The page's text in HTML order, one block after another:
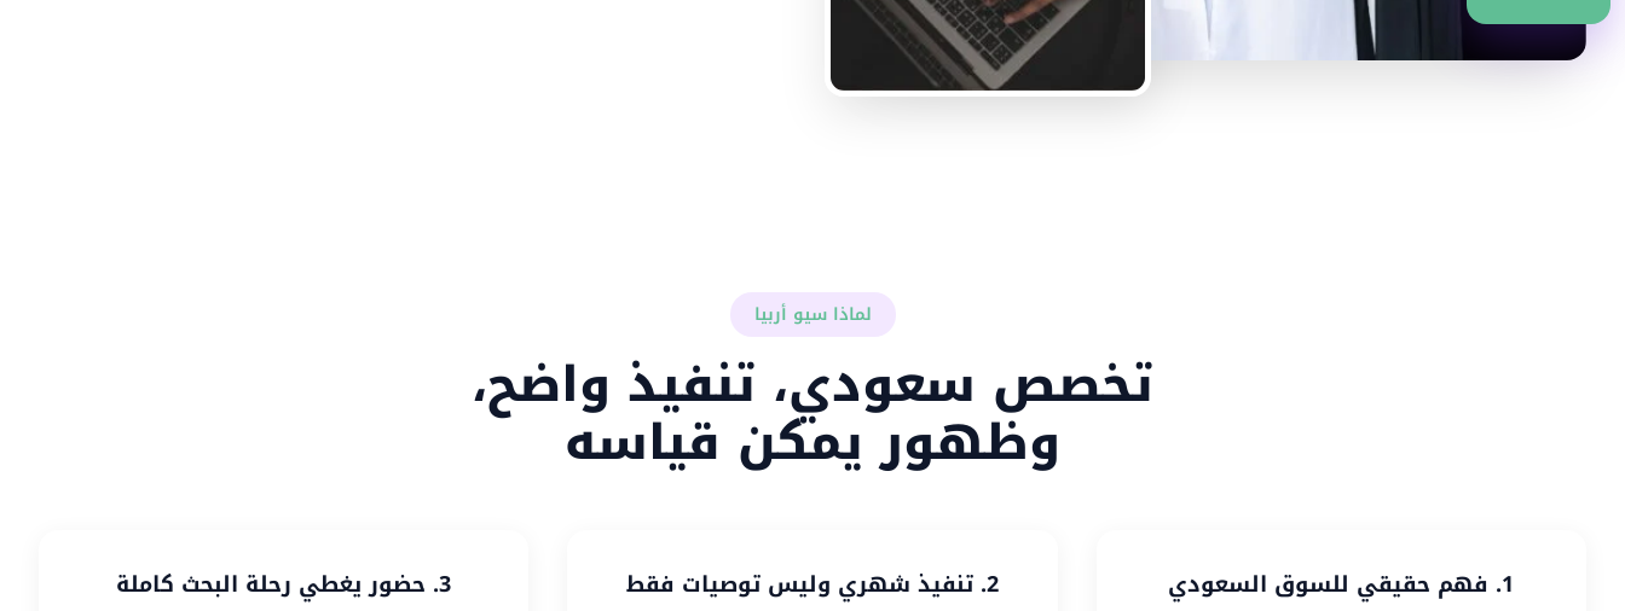
لماذا سيو أربيا
تخصص سعودي، تنفيذ واضح،
وظهور يمكن قياسه
1. فهم حقيقي للسوق السعودي 2. تنفيذ شهري وليس توصيات فقط 3. حضور يغطي رحلة البحث كاملة